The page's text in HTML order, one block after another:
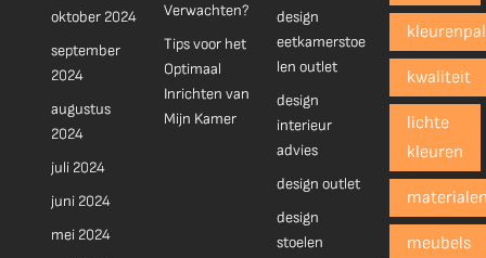
oktober 2024
september
2024
augustus
2024
juli 2024
juni 2024
mei 2024
Verwachten?
Tips voor het
Optimaal
Inrichten van
Mijn Kamer
design
eetkamerstoe
len outlet
design
interieur
advies
design outlet
design
stoelen
kwaliteit
lichte
kleuren
meubels